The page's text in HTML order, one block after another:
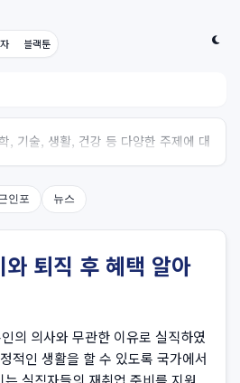
블랙툰
, 기술, 생활, 건강 등 다양한 주제에 대
제공하는 온라인 자료실입니다.
인포 뉴스
와 퇴직 후 혜택 알아
의 의사와 무관한 이유로 실직하였
적인 생활을 할 수 있도록 국가에서